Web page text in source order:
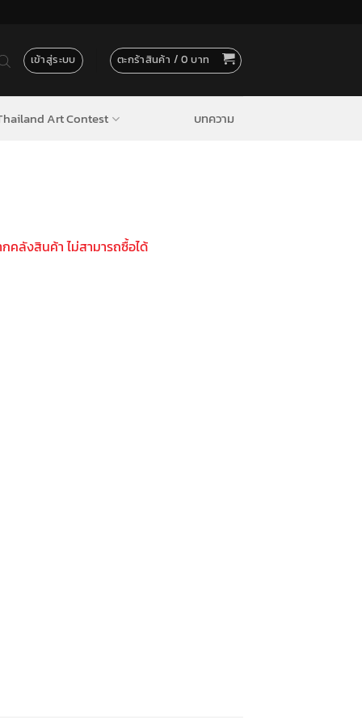
เข้าสู่ระบบ ตะกร้าสินค้า /0
Art Contest บทความ
คลังสินค้า ไม่สามารถซื้อได้